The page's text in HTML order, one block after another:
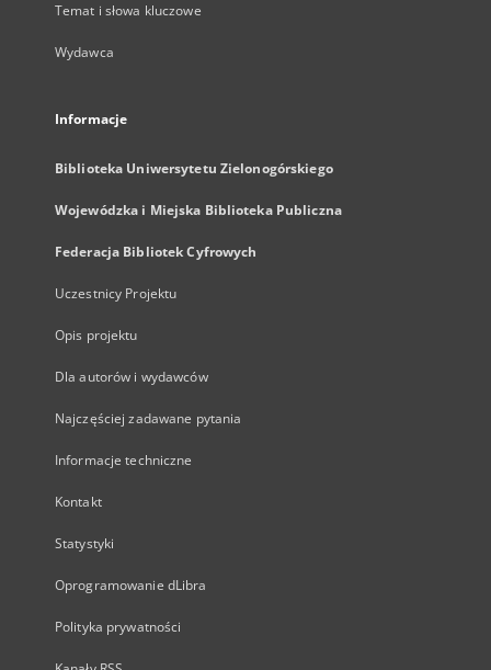
Temat i słowa kluczowe
Wydawca
Informacje
Biblioteka Uniwersytetu Zielonogórskiego
Wojewódzka i Miejska Biblioteka Publiczna
Federacja Bibliotek Cyfrowych
Uczestnicy Projektu
Opis projektu
Dla autorów i wydawców
Najczęściej zadawane pytania
Informacje techniczne
Kontakt
Statystyki
Oprogramowanie dLibra
Polityka prywatności